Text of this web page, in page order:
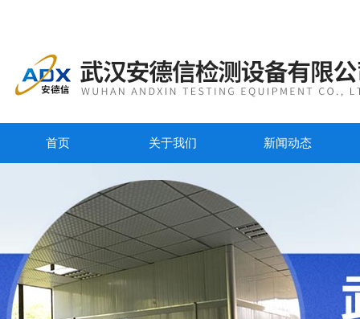
首页 关于我们 新闻动态